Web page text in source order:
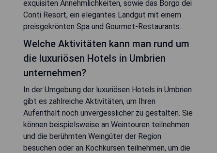
exquisiten Annehmlichkeiten, sowie das Borgo dei
Conti Resort, ein elegantes Landgut mit einem
preisgekrönten Spa und Gourmet-Restaurants.
Welche Aktivitäten kann man rund um
die luxuriösen Hotels in Umbrien
unternehmen?
In der Umgebung der luxuriösen Hotels in Umbrien
gibt es zahlreiche Aktivitäten, um Ihren
Aufenthalt noch unvergesslicher zu gestalten. Sie
können beispielsweise an Weintouren teilnehmen
und die berühmten Weingüter der Region
besuchen oder an Kochkursen teilnehmen, um die